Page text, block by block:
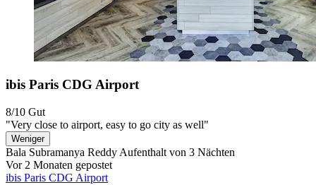
ibis Paris CDG Airport
8/10 Gut
"Very close to airport, easy to go city as well"
Weniger
Bala Subramanya Reddy Aufenthalt von 3 Nächten
Vor 2 Monaten gepostet
ibis Paris CDG Airport